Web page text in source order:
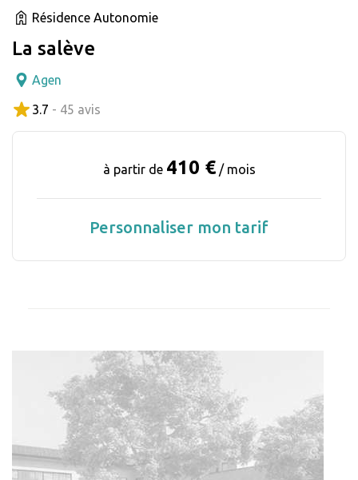
Résidence Autonomie
La salève
Agen
3.7 - 45 avis
à partir de 410 € / mois
Personnaliser mon tarif